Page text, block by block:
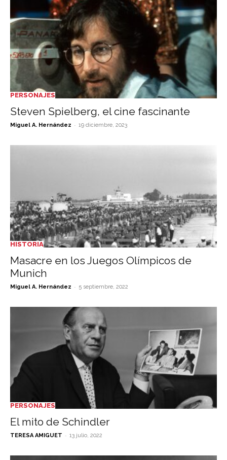
PERSONAJES
Steven Spielberg, el cine fascinante
Miguel A. Hernández - 19 diciembre, 2023
HISTORIA
Masacre en los Juegos Olímpicos de
Munich
Miguel A. Hernández - 5 septiembre, 2022
PERSONAJES
El mito de Schindler
TERESA AMIGUET - 13 julio, 2022